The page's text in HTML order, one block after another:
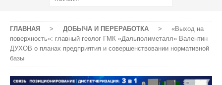
ГЛАВНАЯ > ДОБЫЧА И ПЕРЕРАБОТКА >
«Выход на
поверхность»: главный геолог ГМК «Дальполиметалл» Валентин
ДУХОВ о планах предприятия и совершенствовании нормативной
базы